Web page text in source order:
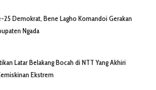
25 Demokrat, Bene Lagho Komandoi Gerakan
Ngada
Latar Belakang Bocah di NTT Yang Akhiri
Ekstrem